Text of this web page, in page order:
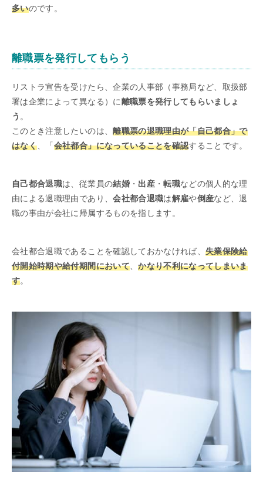
多いのです。
離職票を発行してもらう
リストラ宣告を受けたら、企業の人事部（事務局など、取扱部
署は企業によって異なる）に離職票を発行してもらいましょ
う 。
このとき注意したいのは、離職票の退職理由が「自己都合」で
はなく 、「 会社都合」になっていることを確認することです。
自己都合退職は、従業員の結婚・ 出産・転職などの個人的な理
由による退職理由であり、会社都合退職は解雇や倒産など、退
職の事由が会社に帰属するものを指します。
会社都合退職であることを確認しておかなければ、失業保険給
付開始時期や給付期間において、かなり不利になってしまいま
す。